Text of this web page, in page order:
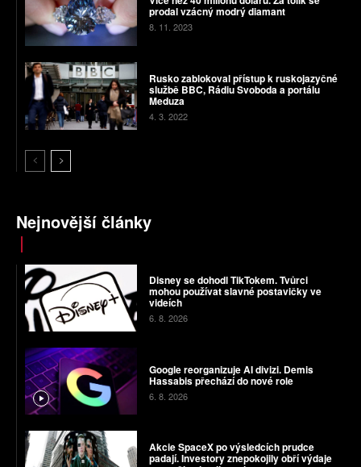
prodal vzácný modrý diamant
8. 11. 2023
Rusko zablokoval přístup k ruskojazyčné
službě BBC, Rádiu Svoboda a portálu
Meduza
4. 3. 2022
Nejnovější články
Disney se dohodl TikTokem. Tvůrci
mohou používat slavné postavičky ve
videích
6. 8. 2026
Google reorganizuje AI divizi. Demis
Hassabis přechází do nové role
6. 8. 2026
Akcie SpaceX po výsledcích prudce
padají. Investory znepokojily obří výdaje